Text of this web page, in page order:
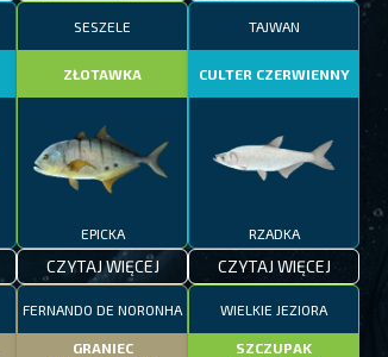
SESZELE
ZŁOTAWKA
EPICKA
CZYTAJ WIĘCEJ
TAJWAN
CULTER CZERWIENNY
RZADKA
CZYTAJ WIĘCEJ
FERNANDO DE NORONHA
GRANIEC
WIELKIE JEZIORA
SZCZUPAK